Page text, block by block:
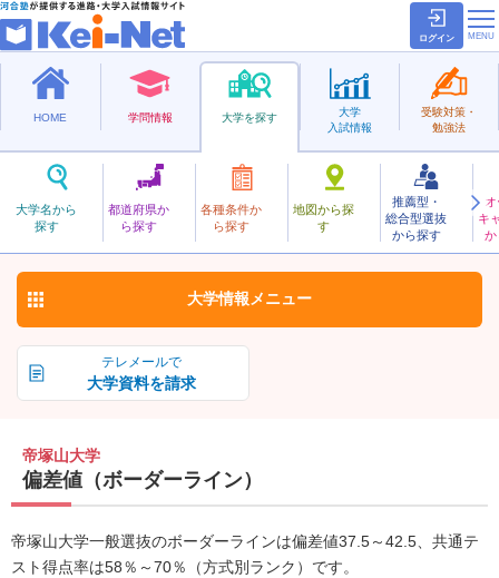
ログイン
HOME 学問情報 大学を探す
大学名から
探す
都道府県か
ら探す
各種条件か
ら探す
地図から探
す
推薦型・
総合型選抜
から探す
キ
か
大学
入試情報
受験対策・
勉強法
私立
てづかやま
帝塚山大学 お気に入り
テレメールで
大学資料を請求
大学情報 メニュー
帝塚山大学
偏差値（ボーダーライン）
帝塚山大学一般選抜のボーダーラインは偏差値37.5～42.5、共通テ
スト得点率は58％～70％（方式別ランク）です。